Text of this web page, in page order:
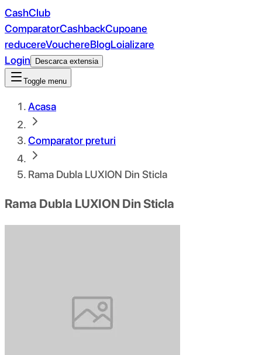
CashClub
ComparatorCashbackCupoane
reducereVouchereBlogLoializare
Login
Descarca extensia
Toggle menu
Acasa
Comparator preturi
Rama Dubla LUXION Din Sticla
Rama Dubla LUXION Din Sticla